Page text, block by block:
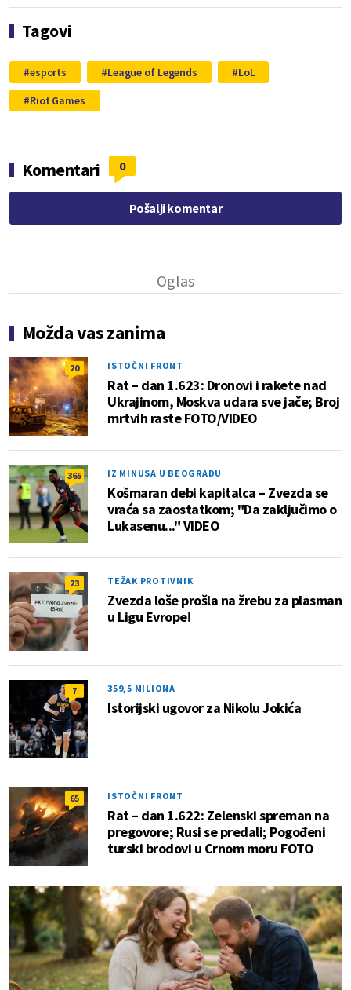
Tagovi
esports League of Legends
LoL
Riot Games
Komentari 0
Pošalji komentar
Možda vas zanima
20 ISTOČNI FRONT
Rat – dan 1.623: Dronovi i rakete nad
Ukrajinom, Moskva udara sve jače; Broj
mrtvih raste FOTO/VIDEO
365 IZ MINUSA U BEOGRADU
Košmaran debi kapitalca – Zvezda se
vraća sa zaostatkom; "Da zaključimo o
Lukasenu..." VIDEO
23 TEŽAK PROTIVNIK
Zvezda loše prošla na žrebu za plasman
u Ligu Evrope!
7 359,5 MILIONA
Istorijski ugovor za Nikolu Jokića
65 ISTOČNI FRONT
Rat – dan 1.622: Zelenski spreman na
pregovore; Rusi se predali; Pogođeni
turski brodovi u Crnom moru FOTO